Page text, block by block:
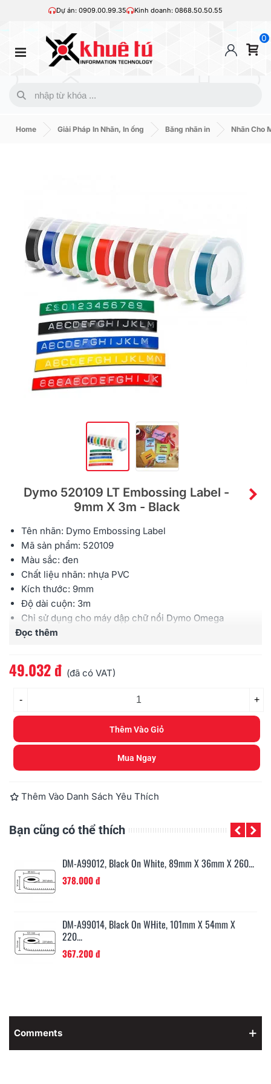
Dự án: 0909.00.99.35 Kinh doanh: 0868.50.50.55
0
Home Giải Pháp In Nhãn, In ống Băng nhãn in Nhãn Cho
Dymo 520109 LT Embossing Label -
9mm X 3m - Black
Tên nhãn: Dymo Embossing Label
Mã sản phẩm: 520109
Màu sắc: đen
Chất liệu nhãn: nhựa PVC
Kích thước: 9mm
Độ dài cuộn: 3m
Chỉ sử dụng cho máy dập chữ nổi Dymo Omega
Embosser
Đọc thêm
49.032 đ (đã có VAT)
- +
Thêm Vào Giỏ
Mua Ngay
Thêm Vào Danh Sách Yêu Thích
Bạn cũng có thể thích
DM-A99012, Black On White, 89mm X 36mm X 260...
378.000 đ
DM-A99014, Black On WHite, 101mm X 54mm X
220...
367.200 đ
Comments